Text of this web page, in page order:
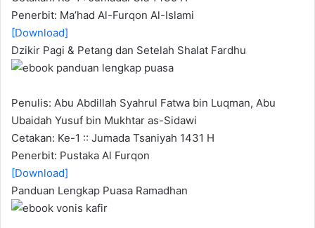
Penerbit: Ma’had Al-Furqon Al-Islami
[Download]
Dzikir Pagi & Petang dan Setelah Shalat Fardhu
Penulis: Abu Abdillah Syahrul Fatwa bin Luqman, Abu
Ubaidah Yusuf bin Mukhtar as-Sidawi
Cetakan: Ke-1 :: Jumada Tsaniyah 1431 H
Penerbit: Pustaka Al Furqon
[Download]
Panduan Lengkap Puasa Ramadhan